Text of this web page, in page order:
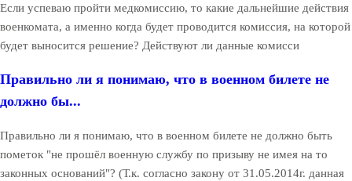
Если успеваю пройти медкомиссию, то какие дальнейшие действия
военкомата, а именно когда будет проводится комиссия, на которой
будет выносится решение? Действуют ли данные комисси
Правильно ли я понимаю, что в военном билете не
должно бы...
Правильно ли я понимаю, что в военном билете не должно быть
пометок "не прошёл военную службу по призыву не имея на то
законных оснований"? (Т.к. согласно закону от 31.05.2014г. данная